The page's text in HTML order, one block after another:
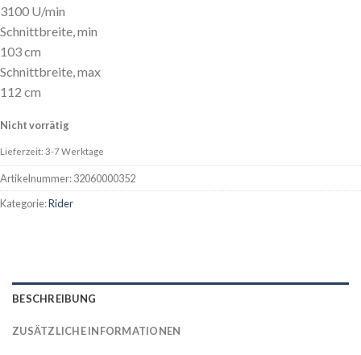
3100 U/min
Schnittbreite, min
103 cm
Schnittbreite, max
112 cm
Nicht vorrätig
Lieferzeit: 3-7 Werktage
Artikelnummer:32060000352
Kategorie:Rider
BESCHREIBUNG
ZUSÄTZLICHE INFORMATIONEN